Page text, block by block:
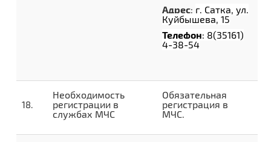
Адрес: г. Сатка, ул.
Куйбышева, 15
Телефон: 8(35161)
4-38-54
Необходимость
регистрации в
службах МЧС
Обязательная
регистрация в
МЧС.